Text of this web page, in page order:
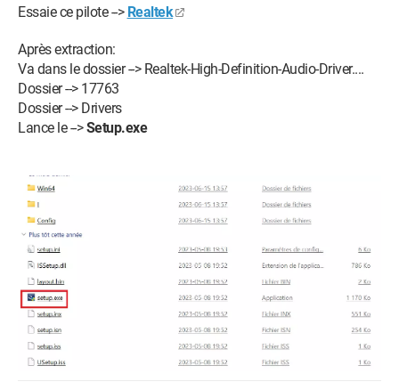
Essaie ce pilote --> Realtek
Après extraction:
Va dans le dossier --> Realtek-High-Definition-Audio-Driver....
Dossier --> 17763
Dossier --> Drivers
Lance le -->Setup.exe